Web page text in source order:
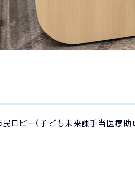
ロビー（子ども未来課手当医療助